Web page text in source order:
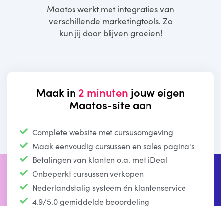
Maatos werkt met integraties van
verschillende marketingtools. Zo
kun jij door blijven groeien!
Maak in 2 minuten jouw eigen
Maatos-site aan
Complete website met cursusomgeving
Maak eenvoudig cursussen en sales pagina's
Betalingen van klanten o.a. met iDeal
Onbeperkt cursussen verkopen
Nederlandstalig systeem én klantenservice
4.9/5.0 gemiddelde beoordeling